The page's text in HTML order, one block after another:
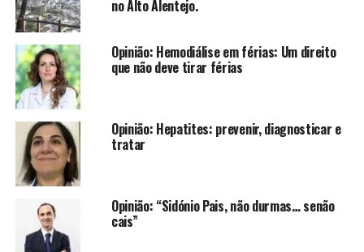
no Alto Alentejo.
Opinião: Hemodiálise em férias: Um direito
que não deve tirar férias
Opinião: Hepatites: prevenir, diagnosticar e
tratar
Opinião: “Sidónio Pais, não durmas… senão
cais”